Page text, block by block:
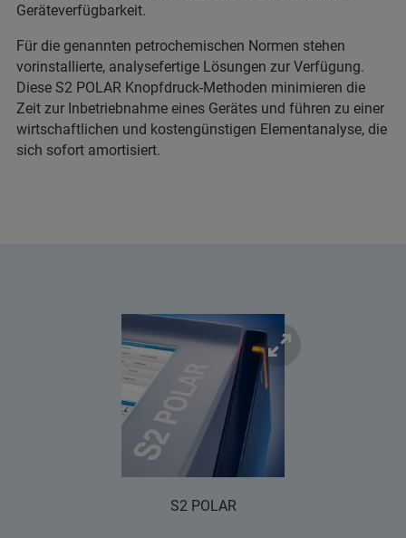
Geräteverfügbarkeit.
Für die genannten petrochemischen Normen stehen
vorinstallierte, analysefertige Lösungen zur Verfügung.
Diese S2 POLAR Knopfdruck-Methoden minimieren die
Zeit zur Inbetriebnahme eines Gerätes und führen zu einer
wirtschaftlichen und kostengünstigen Elementanalyse, die
sich sofort amortisiert.
S2 POLAR